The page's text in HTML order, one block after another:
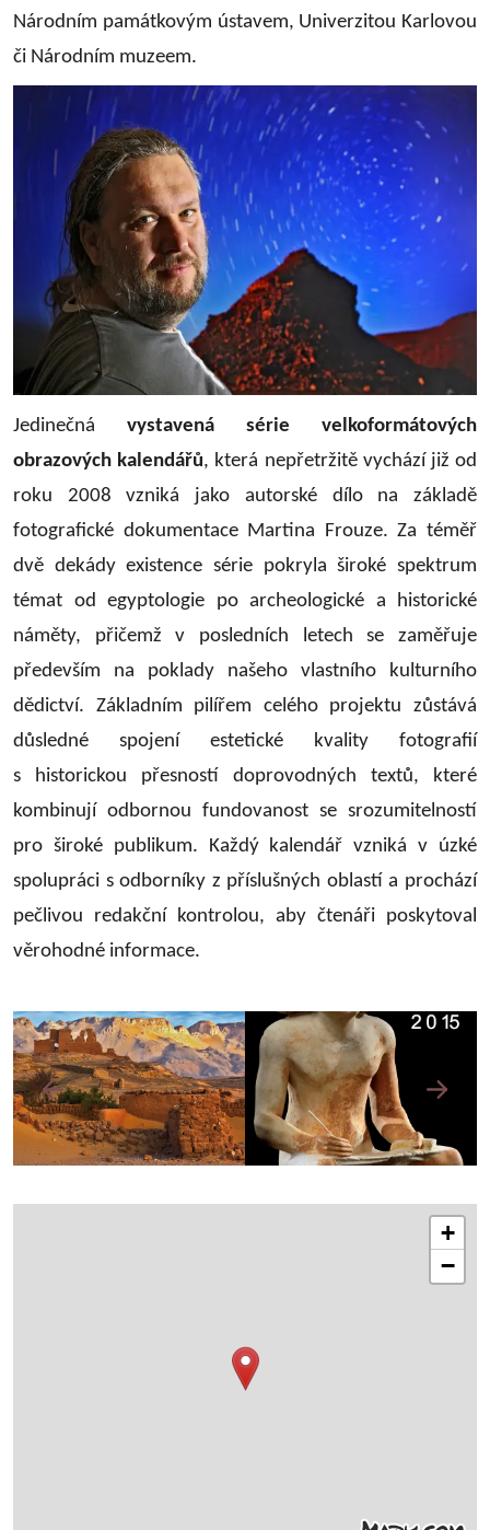
Národním památkovým ústavem, Univerzitou Karlovou
či Národním muzeem.
Jedinečná vystavená série velkoformátových
obrazových kalendářů, která nepřetržitě vychází již od
roku 2008 vzniká jako autorské dílo na základě
fotografické dokumentace Martina Frouze. Za téměř
dvě dekády existence série pokryla široké spektrum
témat od egyptologie po archeologické a historické
náměty, přičemž v posledních letech se zaměřuje
především na poklady našeho vlastního kulturního
dědictví. Základním pilířem celého projektu zůstává
důsledné spojení estetické kvality fotografií
s historickou přesností doprovodných textů, které
kombinují odbornou fundovanost se srozumitelností
pro široké publikum. Každý kalendář vzniká v úzké
spolupráci s odborníky z příslušných oblastí a prochází
pečlivou redakční kontrolou, aby čtenáři poskytoval
věrohodné informace.
+
−